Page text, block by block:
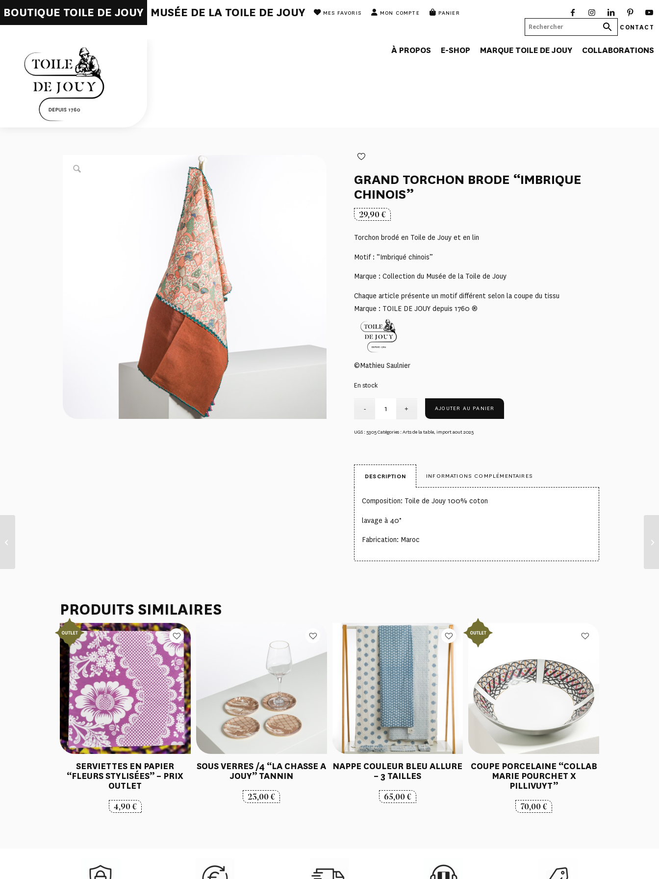
BOUTIQUE TOILE DE JOUY MUSÉE DE LA TOILE DE JOUY MES FAVORIS MON COMPTE PANIER
CONTACT
À PROPOS E-SHOP MARQUE TOILE DE JOUY COLLABORATIONS
GRAND TORCHON BRODE “IMBRIQUE
CHINOIS”
29,90€
Torchon brodé en Toile de Jouy et en lin
Motif : “Imbriqué chinois”
Marque : Collection du Musée de la Toile de Jouy
Chaque article présente un motif différent selon la coupe du tissu
Marque : TOILE DE JOUY depuis 1760 ®
©Mathieu Saulnier
En stock
AJOUTER AU PANIER
UGS : 5305Catégories :Arts de la table, import aout 2025
DESCRIPTION INFORMATIONS COMPLÉMENTAIRES
Composition: Toile de Jouy 100% coton
lavage à 40°
Fabrication: Maroc
PRODUITS SIMILAIRES
SERVIETTES EN PAPIER
“FLEURS STYLISÉES” – PRIX
OUTLET
4,90€
SOUS VERRES /4 “LA CHASSE A
JOUY” TANNIN
23,00€
NAPPE COULEUR BLEU ALLURE
– 3 TAILLES
65,00€
COUPE PORCELAINE “COLLAB
MARIE POURCHET X
PILLIVUYT”
70,00€